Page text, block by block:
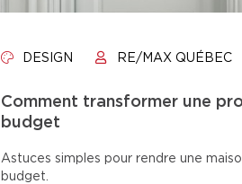
DESIGN RE/MAX QUÉBEC
Comment transformer une
budget
Astuces simples pour rendre une
budget.